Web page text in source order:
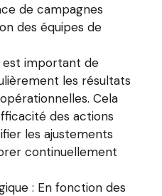
de campagnes
des équipes de
est important de
les résultats
Cela
des actions
les ajustements
continuellement
: En fonction des